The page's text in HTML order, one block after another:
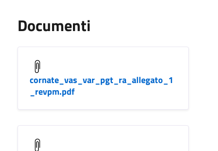
Documenti
cornate_vas_var_pgt_ra_allegato_1
_revpm.pdf